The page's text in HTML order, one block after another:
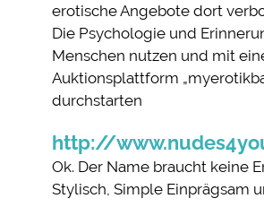
erotische Angebote dort
Die Psychologie und
Menschen nutzen und mit
Auktionsplattform
durchstarten
http://
Ok. Der Name braucht keine
Stylisch, Simple Einprägsam